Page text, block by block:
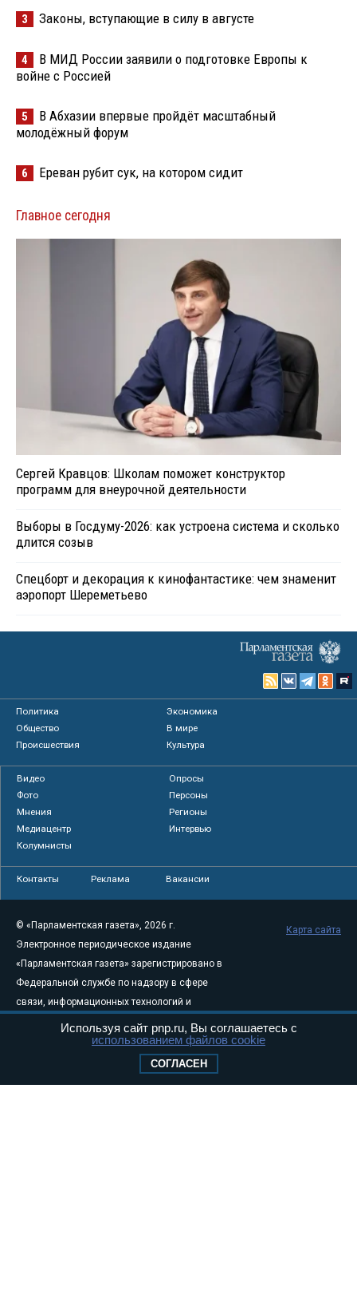
3 Законы, вступающие в силу в августе
4
В МИД России заявили о подготовке Европы к
войне с Россией
5
В Абхазии впервые пройдёт масштабный
молодёжный форум
6 Ереван рубит сук, на котором сидит
Главное сегодня
Сергей Кравцов: Школам поможет конструктор
программ для внеурочной деятельности
Выборы в Госдуму-2026: как устроена система и сколько
длится созыв
Спецборт и декорация к кинофантастике: чем знаменит
аэропорт Шереметьево
Политика
Экономика
Общество
В мире
Происшествия
Культура
Видео
Опросы
Фото
Персоны
Мнения
Регионы
Медиацентр
Интервью
Колумнисты
Контакты Реклама Вакансии
© «Парламентская газета», 2026 г.
Электронное периодическое издание
«Парламентская газета» зарегистрировано в
Федеральной службе по надзору в сфере
связи, информационных технологий и
августа 2011 года. 18+
Свидетельство о регистрации Эл № ФС77-
Карта сайта
Используя сайт pnp.ru, Вы соглашаетесь с
использованием файлов cookie
СОГЛАСЕН